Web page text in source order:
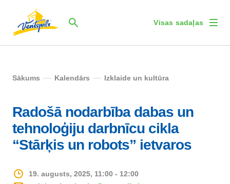
Visas sadaļas
Sākums Kalendārs Izklaide un kultūra
Radošā nodarbība dabas un
tehnoloģiju darbnīcu cikla
“Stārķis un robots” ietvaros
19. augusts, 2025, 11:00 - 12:00